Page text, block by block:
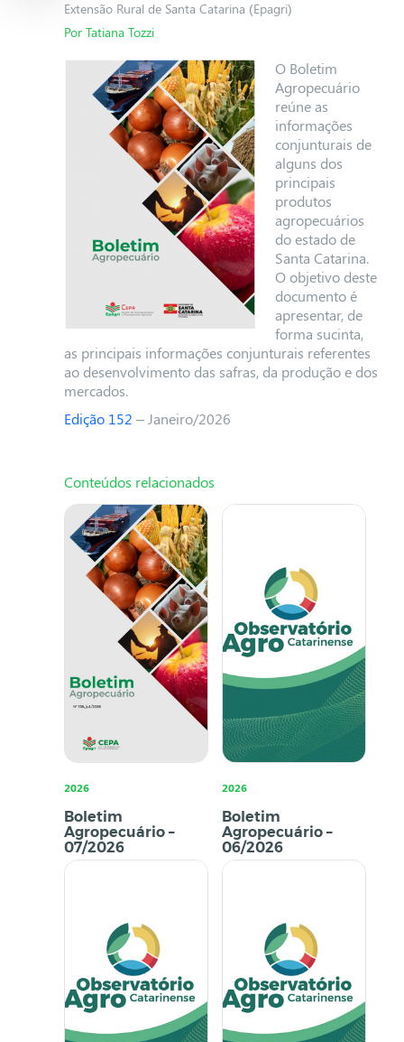
Extensão Rural de Santa Catarina (Epagri)
Por Tatiana Tozzi
O Boletim
Agropecuário
reúne as
informações
conjunturais de
alguns dos
principais
produtos
agropecuários
do estado de
Santa Catarina.
O objetivo deste
documento é
apresentar, de
forma sucinta,
as principais informações conjunturais referentes
ao desenvolvimento das safras, da produção e dos
mercados.
Edição 152 – Janeiro/2026
Conteúdos relacionados
2026
Boletim
Agropecuário –
07/2026
2026
Boletim
Agropecuário –
06/2026